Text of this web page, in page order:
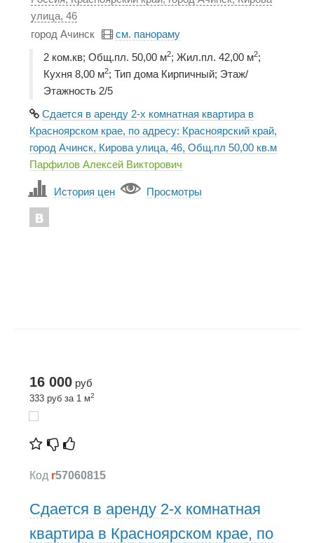
улица, 46
город Ачинск
см. панораму
2 ком.кв; Общ.пл. 50,00 м2; Жил.пл. 42,00 м2;
Кухня 8,00 м2; Тип дома Кирпичный; Этаж/
Этажность 2/5
Сдается в аренду 2-х комнатная квартира в
Красноярском крае, по адресу: Красноярский край,
город Ачинск, Кирова улица, 46, Общ.пл 50,00 кв.м
Парфилов Алексей Викторович
История цен Просмотры
16 000 руб
333 руб за 1 м2
Код r57060815
Сдается в аренду 2-х комнатная
квартира в Красноярском крае, по